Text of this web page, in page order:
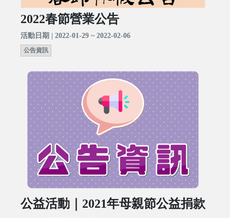
2022春節營業公告
活動日期 | 2022-01-29 ~ 2022-02-06
公告資訊
公益活動｜2021年母親節公益捐款